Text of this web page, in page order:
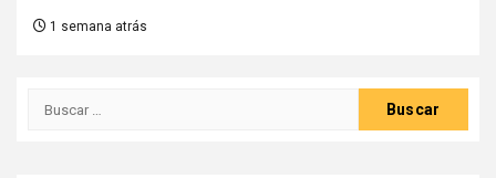
1 semana atrás
Buscar: